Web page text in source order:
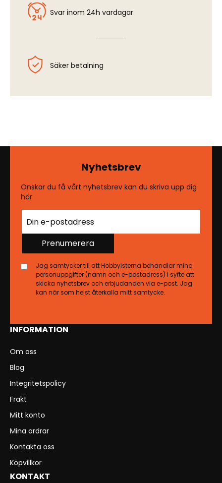
Svar inom 24h vardagar
Säker betalning
INFORMATION
Om oss
Blog
Integritetspolicy
Frakt
Mitt konto
Mina ordrar
Kontakta oss
Köpvillkor
KONTAKT
Nyhetsbrev
Önskar du få vårt nyhetsbrev kan du skriva upp dig
här
Prenumerera
Jag samtycker till att Hobbyisterna behandlar mina
personuppgifter (namn och e-postadress) i syfte att
skicka nyhetsbrev och erbjudanden via e-post. Jag
kan när som helst återkalla mitt samtycke.